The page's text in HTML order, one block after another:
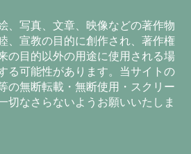
、写真、文章、映像などの著作物
、宣教の目的に創作され、著作権
の目的以外の用途に使用される場
る可能性があります。当サイトの
の無断転載・無断使用・スクリー
切なさらないようお願いいたしま